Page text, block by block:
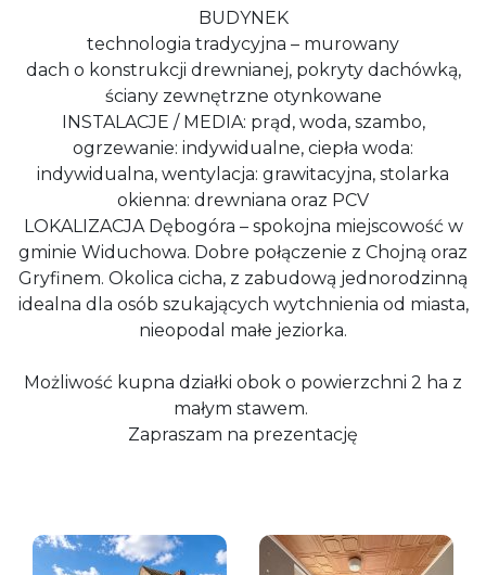
BUDYNEK
technologia tradycyjna – murowany
dach o konstrukcji drewnianej, pokryty dachówką,
ściany zewnętrzne otynkowane
INSTALACJE / MEDIA: prąd, woda, szambo,
ogrzewanie: indywidualne, ciepła woda:
indywidualna, wentylacja: grawitacyjna, stolarka
okienna: drewniana oraz PCV
LOKALIZACJA Dębogóra – spokojna miejscowość w
gminie Widuchowa. Dobre połączenie z Chojną oraz
Gryfinem. Okolica cicha, z zabudową jednorodzinną
idealna dla osób szukających wytchnienia od miasta,
nieopodal małe jeziorka.
Możliwość kupna działki obok o powierzchni 2 ha z
małym stawem.
Zapraszam na prezentację